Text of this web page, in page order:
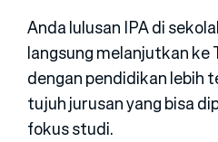
Anda lulusan IPA di
langsung melanjutkan ke
dengan pendidikan lebih
tujuh jurusan yang bisa
fokus studi.